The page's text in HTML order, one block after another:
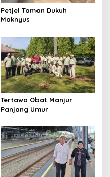
Petjel Taman Dukuh
Maknyus
Tertawa Obat Manjur
Panjang Umur